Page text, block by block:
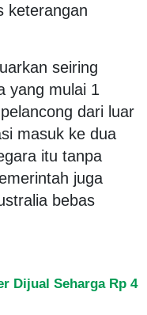
keterangan
seiring
yang mulai 1
dari luar
masuk ke dua
itu tanpa
juga
bebas
Dijual Seharga Rp 4